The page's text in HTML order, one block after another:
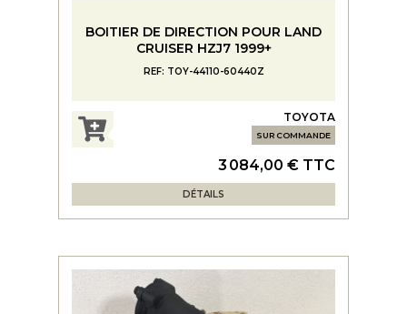
BOITIER DE DIRECTION POUR LAND
CRUISER HZJ7 1999+
REF: TOY-44110-60440Z
TOYOTA
SUR COMMANDE
3 084,00 € TTC
DÉTAILS